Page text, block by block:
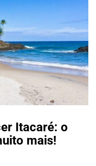
Itacaré: o
mais!